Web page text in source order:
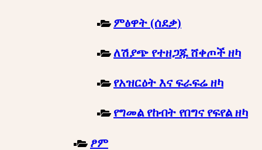
ምፅዋት (ሰደቃ)
ለሽያጭ የተዘጋጁ ሸቀጦች ዘካ
የአዝርዕት እና ፍራፍሬ ዘካ
የግመል የከብት የበግና የፍየል ዘካ
ፆም